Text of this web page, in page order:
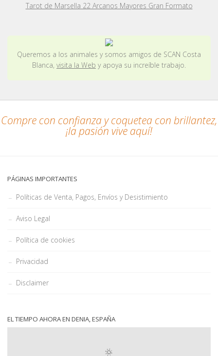
Tarot de Marsella 22 Arcanos Mayores Gran Formato
Queremos a los animales y somos amigos de SCAN Costa
Blanca, visita la Web y apoya su increíble trabajo.
Compre con confianza y coquetea con brillantez,
¡la pasión vive aquí!
PÁGINAS IMPORTANTES
Políticas de Venta, Pagos, Envíos y Desistimiento
Aviso Legal
Política de cookies
Privacidad
Disclaimer
EL TIEMPO AHORA EN DENIA, ESPAÑA